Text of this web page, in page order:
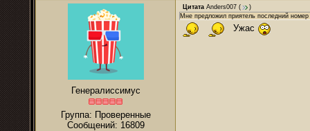
Генералиссимус
Группа: Проверенные
Сообщений: 16809
Цитата Anders007 (
)
Мне предложил приятель последний
Ужас